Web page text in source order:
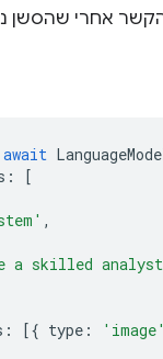
אחרי שהסשן
= await
are a skilled
: [{ type :